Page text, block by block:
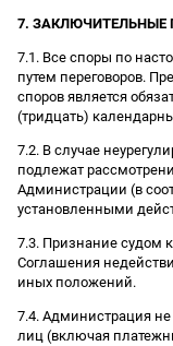
7. ЗАКЛЮЧИТЕЛЬНЫЕ
7.1. Все споры по
путем переговоров.
споров является
(тридцать)
7.2. В случае
подлежат
Администрации (в
установленными
7.3. Признание судом
Соглашения
иных положений.
7.4. Администрация не
лиц (включая